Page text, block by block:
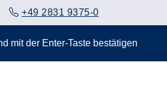
+49 2831 9375-0
der Enter-Taste bestätigen